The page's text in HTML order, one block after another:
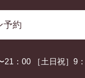
予約
21：00 ［土日祝］9